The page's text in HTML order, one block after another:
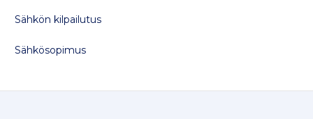
Sähkön kilpailutus
Sähkösopimus